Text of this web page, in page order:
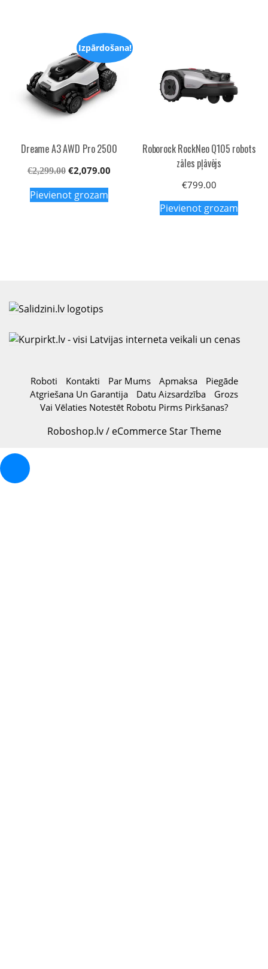
Izpārdošana!
Dreame A3 AWD Pro 2500
€2,299.00 €2,079.00
Pievienot grozam
Roborock RockNeo Q105 robots
zāles pļāvējs
€799.00
Pievienot grozam
Roboti Kontakti Par Mums Apmaksa
Piegāde
Atgriešana Un Garantija
Datu Aizsardzība
Grozs
Vai Vēlaties Notestēt Robotu Pirms Pirkšanas?
Roboshop.lv / eCommerce Star Theme